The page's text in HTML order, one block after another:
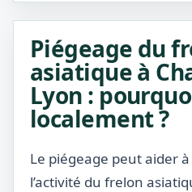
Piégeage du
asiatique à
Lyon :
localement ?
Le piégeage peut aider
l’activité du frelon